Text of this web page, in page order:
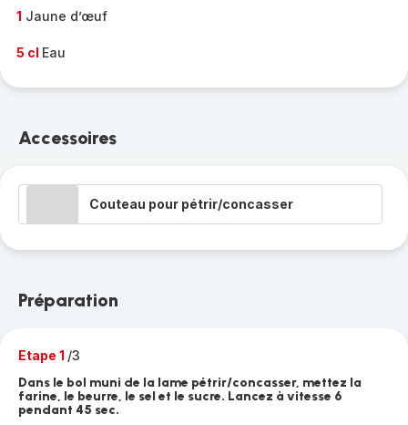
1 Jaune d’œuf
5 cl Eau
Accessoires
Couteau pour pétrir/concasser
Préparation
Etape 1 /3
Dans le bol muni de la lame pétrir/concasser, mettez la
farine, le beurre, le sel et le sucre. Lancez à vitesse 6
pendant 45 sec.